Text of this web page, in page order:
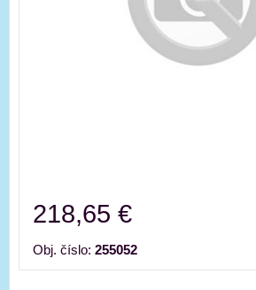
218,65 €
Obj. číslo: 255052